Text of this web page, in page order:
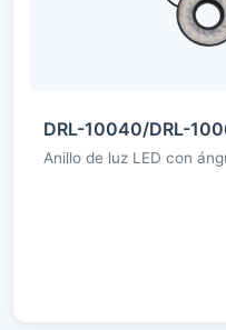
DRL-10040/DRL-
Anillo de luz LED con